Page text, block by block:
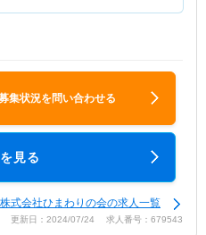
集状況を問い合わせる
見る
株式会社ひまわりの会の求人一覧
更新日：2024/07/24 求人番号：679543